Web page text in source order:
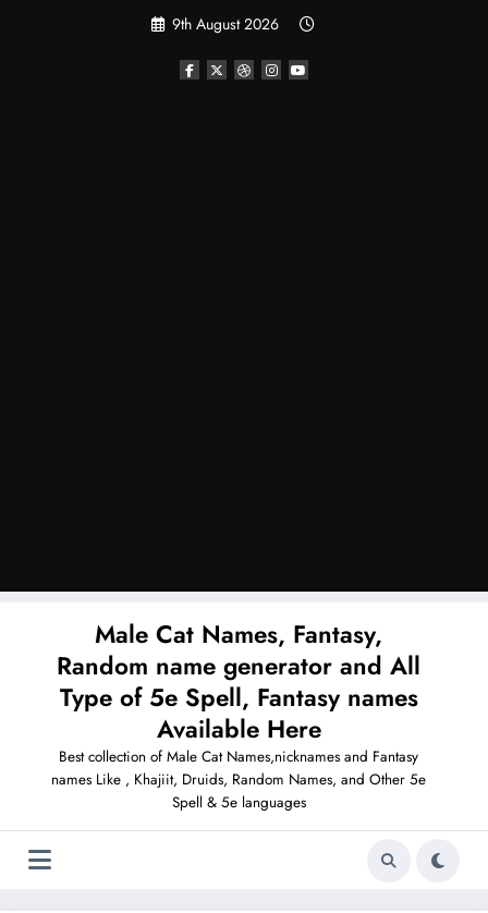
9th August 2026
Male Cat Names, Fantasy,
Random name generator and All
Type of 5e Spell, Fantasy names
Available Here
Best collection of Male Cat Names,nicknames and Fantasy
names Like , Khajiit, Druids, Random Names, and Other 5e
Spell & 5e languages